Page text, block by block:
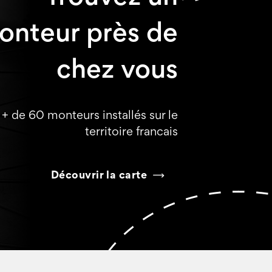
près de
chez vous
+ de 60 monteurs installés sur le
territoire francais
Découvrir la carte